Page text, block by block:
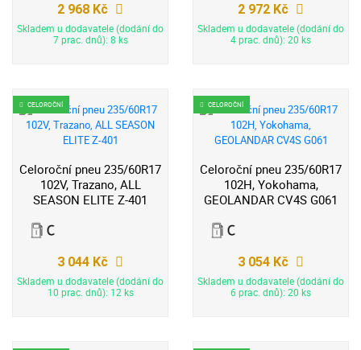
2 968 Kč
Skladem u dodavatele (dodání do
7 prac. dnů): 8 ks
2 972 Kč
Skladem u dodavatele (dodání do
4 prac. dnů): 20 ks
CELOROČNÍ
Celoroční pneu 235/60R17
102V, Trazano, ALL
SEASON ELITE Z-401
3 044 Kč
Skladem u dodavatele (dodání do
10 prac. dnů): 12 ks
CELOROČNÍ
Celoroční pneu 235/60R17
102H, Yokohama,
GEOLANDAR CV4S G061
3 054 Kč
Skladem u dodavatele (dodání do
6 prac. dnů): 20 ks